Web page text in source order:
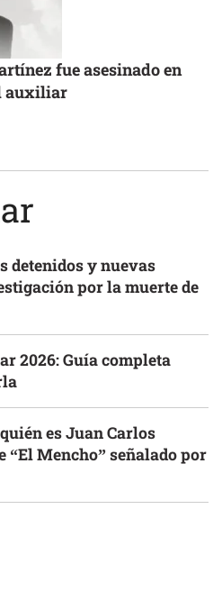
fue asesinado en
auxiliar
detenidos y nuevas
por la muerte de
2026: Guía completa
es Juan Carlos
“El Mencho” señalado por